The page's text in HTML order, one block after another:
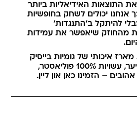
התוצאות האידיאליות ביותר
אנחנו יכולים לשחק בחופשיות
להיתקל ב'התנגדות'
מהחוזק שיאפשר את עמידות
איכותי של גומיות בייסיק
איכותיות מאוד לשיער, עשויות 100% פוליאסטר,
– הזמינו כאן און ליין.